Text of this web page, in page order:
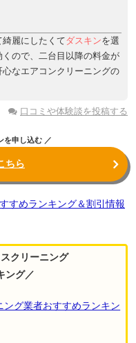
麗にしたくてダスキンを選
ので、二台目以降の料金が
なエアコンクリーニングの
口コミや体験談を投稿する
を申し込む ／
ちら
すめランキング＆割引情報
クリーニング
ング／
グ業者おすすめランキン